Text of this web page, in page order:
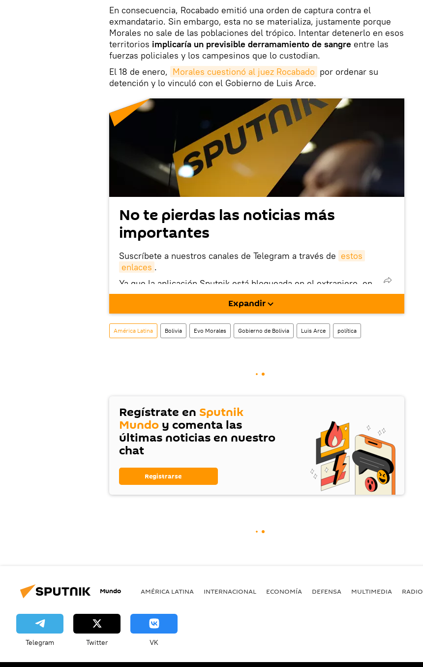
En consecuencia, Rocabado emitió una orden de captura contra el
exmandatario. Sin embargo, esta no se materializa, justamente porque
Morales no sale de las poblaciones del trópico. Intentar detenerlo en esos
territorios implicaría un previsible derramamiento de sangre entre las
fuerzas policiales y los campesinos que lo custodian.
El 18 de enero, Morales cuestionó al juez Rocabado por ordenar su
detención y lo vinculó con el Gobierno de Luis Arce.
No te pierdas las noticias más
importantes
Suscríbete a nuestros canales de Telegram a través de estos
enlaces .
Ya que la aplicación Sputnik está bloqueada en el extranjero, en
este enlace puedes descargarla e instalarla en tu dispositivo
También tenemos una cuenta en la red social rusa VK .
Expandir
América Latina Bolivia Evo Morales Gobierno de Bolivia Luis Arce política
Regístrate en Sputnik
Mundo y comenta las
últimas noticias en nuestro
chat
Registrarse
Mundo AMÉRICA LATINA INTERNACIONAL ECONOMÍA DEFENSA MULTIMEDIA RADIO
Telegram Twitter VK